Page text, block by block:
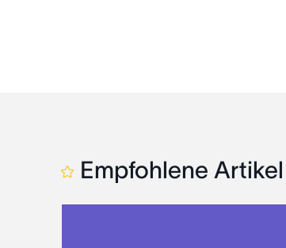
Empfohlene Artikel